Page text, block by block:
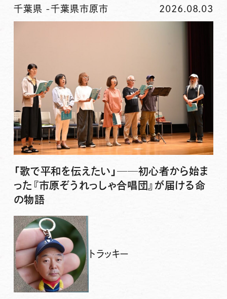
千葉県 -千葉県市原市 2026.08.03
「歌で平和を伝えたい」──初心者から始ま
った『市原ぞうれっしゃ合唱団』が届ける命
の物語
トラッキー